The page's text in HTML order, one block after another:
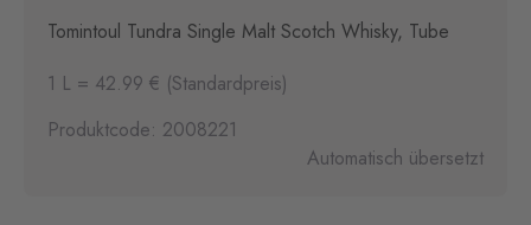
Tomintoul Tundra Single Malt Scotch Whisky, Tube
1 L = 42.99 € (Standardpreis)
Produktcode: 2008221
Automatisch übersetzt